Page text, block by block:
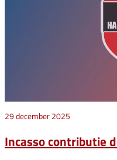
29 december 2025
Incasso contributie